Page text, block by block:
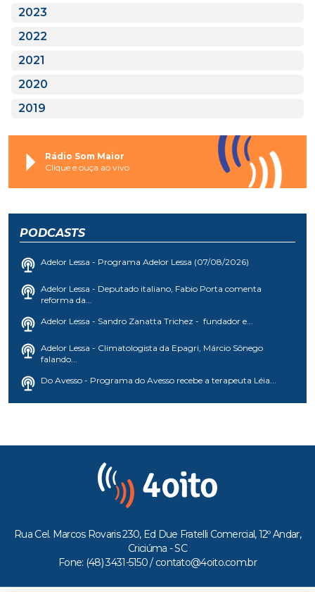
2023
2022
2021
2020
2019
Rádio Som Maior
Clique e ouça ao vivo
PODCASTS
Adelor Lessa - Programa Adelor Lessa (07/08/2026)
Adelor Lessa - Deputado italiano, Fabio Porta comenta
reforma da...
Adelor Lessa - Sandro Zanatta Trichez - fundador e...
Adelor Lessa - Climatologista da Epagri, Márcio Sônego
falando...
Do Avesso - Programa do Avesso recebe a terapeuta Léia...
Rua Cel. Marcos Rovaris 230, Ed Due Fratelli Comercial, 12º Andar,
Criciúma - SC
Fone: (48) 3431-5150 / contato@4oito.com.br